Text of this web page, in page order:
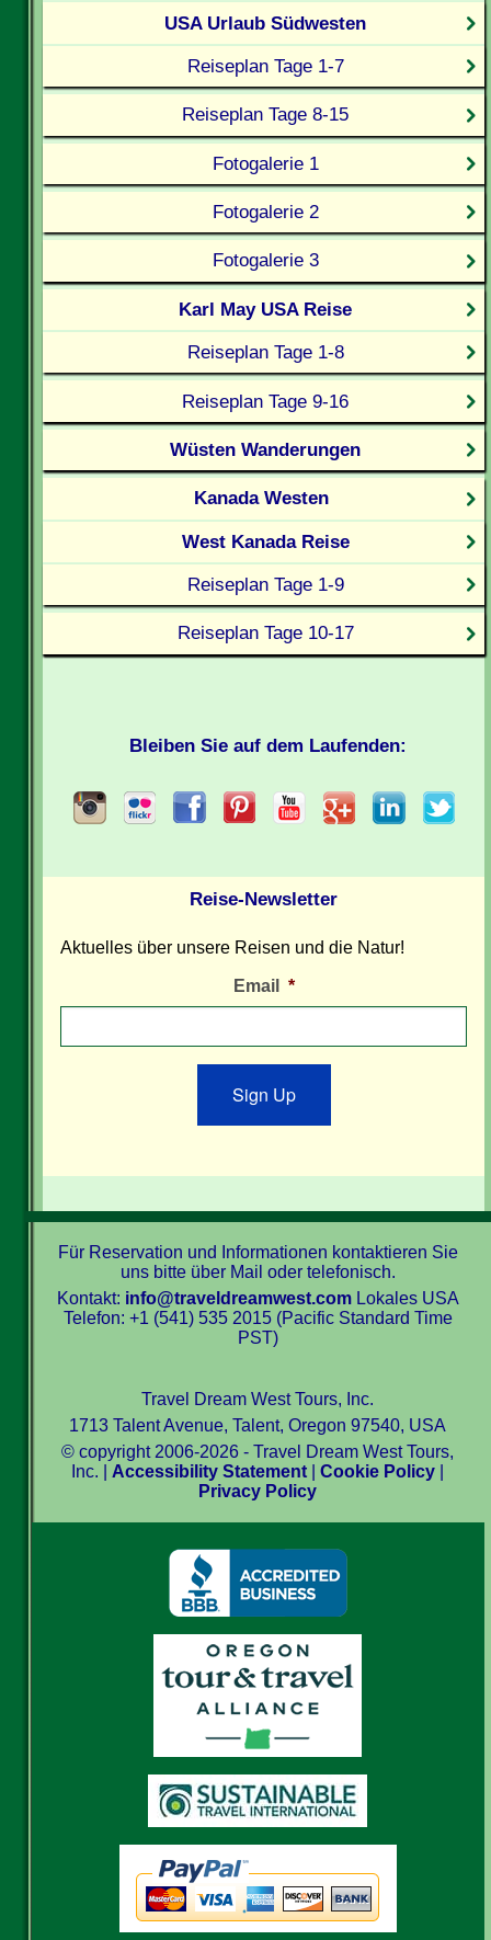
USA Urlaub Südwesten
Reiseplan Tage 1-7
Reiseplan Tage 8-15
Fotogalerie 1
Fotogalerie 2
Fotogalerie 3
Karl May USA Reise
Reiseplan Tage 1-8
Reiseplan Tage 9-16
Wüsten Wanderungen
Kanada Westen
West Kanada Reise
Reiseplan Tage 1-9
Reiseplan Tage 10-17
Bleiben Sie auf dem Laufenden:
Reise-Newsletter
Aktuelles über unsere Reisen und die Natur!
Email *
Sign Up
Für Reservation und Informationen kontaktieren Sie
uns bitte über Mail oder telefonisch.
Kontakt: info@traveldreamwest.comLokales USA
Telefon: +1 (541) 535 2015 (Pacific Standard Time
PST)
Travel Dream West Tours, Inc.
1713 Talent Avenue, Talent, Oregon 97540, USA
© copyright 2006-2026 - Travel Dream West Tours,
Inc. | Accessibility Statement |Cookie Policy
Privacy Policy